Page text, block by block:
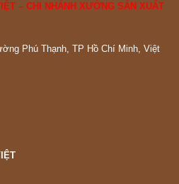
– CHI NHÁNH XƯỞNG SẢN XUẤT
Phú Thạnh, TP Hồ Chí Minh, Việt